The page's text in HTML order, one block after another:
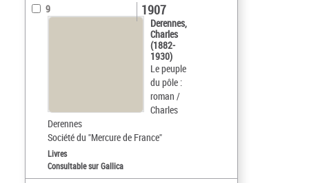
9
Derennes,
Charles
(1882-
1930)
Le peuple
du pôle :
roman /
Charles
Derennes
Société du "Mercure de France"
1907
Livres
Consultable sur Gallica